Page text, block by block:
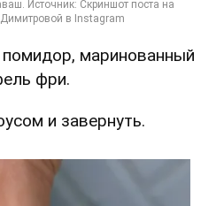
маринованный
фри.
и завернуть.